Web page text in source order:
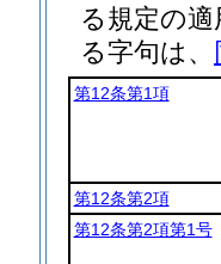
る規定の
る字句は、
第12条第1項
第12条第2項
第12条第2項第1号